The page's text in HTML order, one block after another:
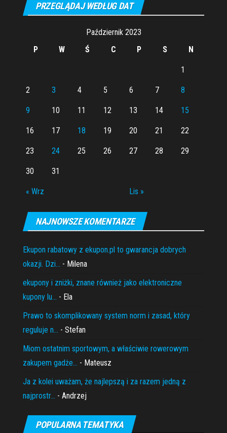
PRZEGLĄDAJ WEDŁUG DAT
Październik 2023
P
W Ś C P S N
« Wrz Lis »
1
2 3 4 5 6 7 8
9 10 11 12 13 14 15
16 17 18 19 20 21 22
23 24 25 26 27 28 29
30 31
NAJNOWSZE KOMENTARZE
Ekupon rabatowy z ekupon.pl to gwarancja dobrych
okazji. Dzi... - Milena
ekupony i zniżki, znane również jako elektroniczne
kupony lu... - Ela
Prawo to skomplikowany system norm i zasad, który
reguluje n... - Stefan
Miom ostatnim sportowym, a właściwie rowerowym
zakupem gadże... - Mateusz
Ja z kolei uważam, że najlepszą i za razem jedną z
najprostr... - Andrzej
POPULARNA TEMATYKA